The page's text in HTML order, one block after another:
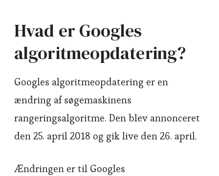
Hvad er Googles
algoritmeopdatering?
Googles algoritmeopdatering er en
ændring af søgemaskinens
rangeringsalgoritme. Den blev annonceret
den 25. april 2018 og gik live den 26. april.
Ændringen er til Googles